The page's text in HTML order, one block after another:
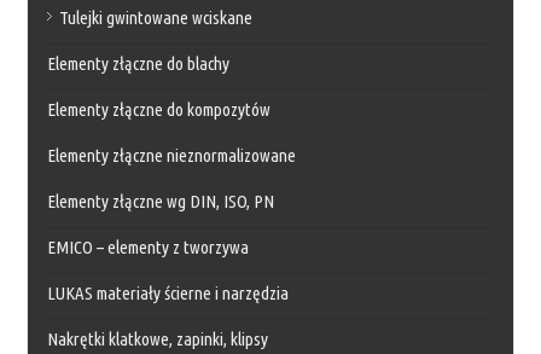
Tulejki gwintowane wciskane
Elementy złączne do blachy
Elementy złączne do kompozytów
Elementy złączne nieznormalizowane
Elementy złączne wg DIN, ISO, PN
EMICO – elementy z tworzywa
LUKAS materiały ścierne i narzędzia
Nakrętki klatkowe, zapinki, klipsy